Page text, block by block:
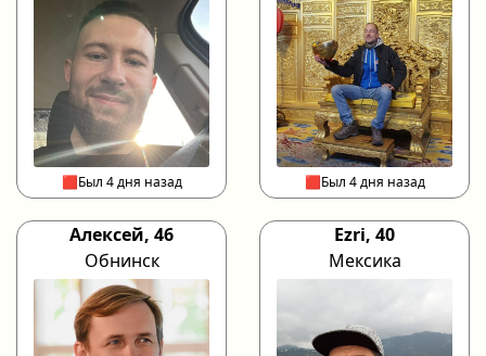
🟥Был 4 дня назад 🟥Был 4 дня назад
Алексей, 46
Обнинск
Ezri, 40
Мексика